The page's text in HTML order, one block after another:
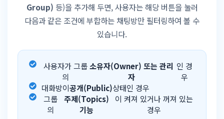
Group) 등)을 추가해 두면, 사용자는 해당 버튼을 눌러
다음과 같은 조건에 부합하는 채팅방만 필터링하여 볼 수
있습니다.
사용자가 그룹
의
소유자(Owner) 또는 관리
자
인 경
우
대화방이공개(Public)상태인 경우
그룹
의
주제(Topics)
기능
이 켜져 있거나 꺼져 있는
경우